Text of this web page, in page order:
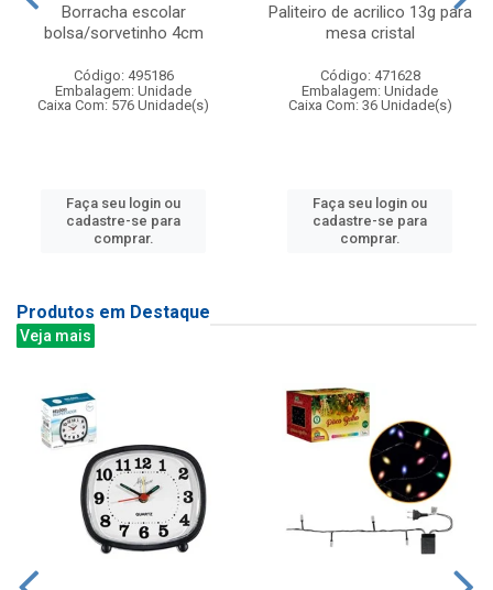
Borracha escolar
bolsa/sorvetinho 4cm
Código: 495186
Embalagem: Unidade
Caixa Com: 576 Unidade(s)
Faça seu login ou
cadastre-se para
comprar.
Paliteiro de acrilico 13g para
mesa cristal
Código: 471628
Embalagem: Unidade
Caixa Com: 36 Unidade(s)
Faça seu login ou
cadastre-se para
comprar.
Produtos em Destaque
Veja mais